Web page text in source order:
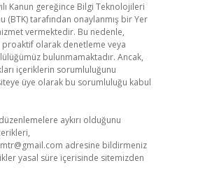
Kanun gereğince Bilgi Teknolojileri
(BTK) tarafından onaylanmış bir Yer
vermektedir. Bu nedenle,
olarak denetleme veya
bulunmamaktadır. Ancak,
içeriklerin sorumluluğunu
üye olarak bu sorumluluğu kabul
aykırı olduğunu
adresine bildirmeniz
yasal süre içerisinde sitemizden